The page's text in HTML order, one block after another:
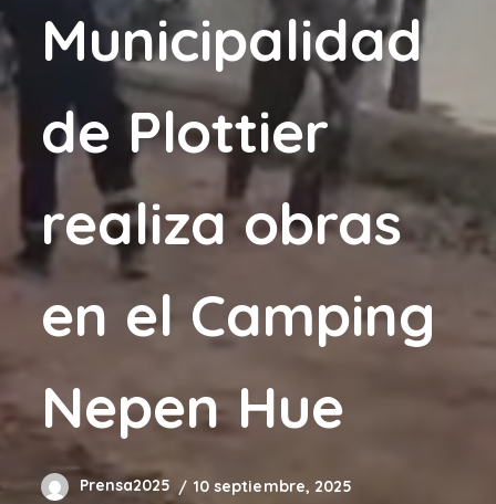
Municipalidad
de Plottier
realiza obras
en el Camping
Nepen Hue
Prensa2025 10 septiembre, 2025